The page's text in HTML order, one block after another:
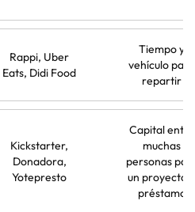
Rappi, Uber
Eats, Didi Food
Tiempo y
vehículo para
repartir
Kickstarter,
Donadora,
Yotepresto
Capital entre
muchas
personas
un proyecto o
préstamo